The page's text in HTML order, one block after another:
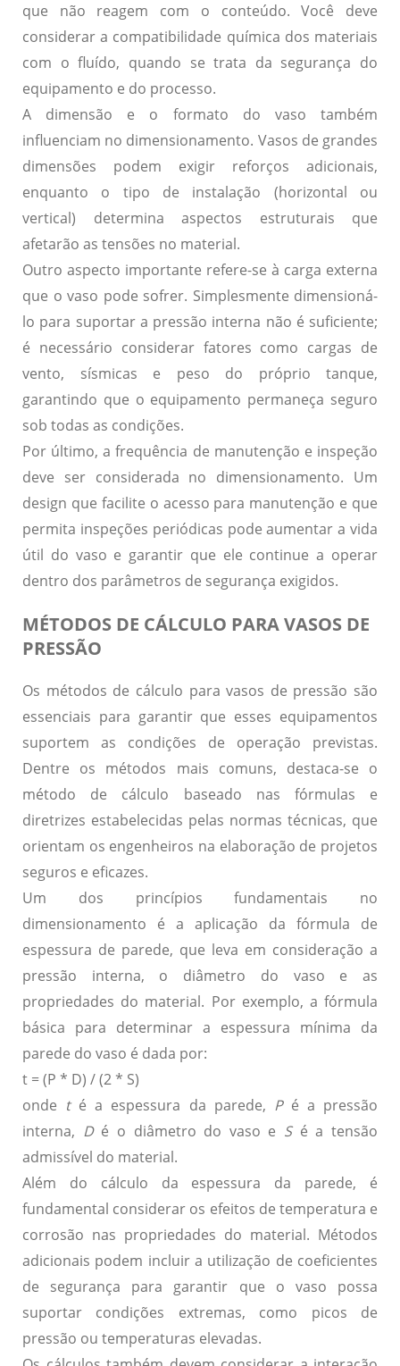
que não reagem com o conteúdo. Você deve
considerar a compatibilidade química dos materiais
com o fluído, quando se trata da segurança do
equipamento e do processo.
A dimensão e o formato do vaso também
influenciam no dimensionamento. Vasos de grandes
dimensões podem exigir reforços adicionais,
enquanto o tipo de instalação (horizontal ou
vertical) determina aspectos estruturais que
afetarão as tensões no material.
Outro aspecto importante refere-se à carga externa
que o vaso pode sofrer. Simplesmente dimensioná-
lo para suportar a pressão interna não é suficiente;
é necessário considerar fatores como cargas de
vento, sísmicas e peso do próprio tanque,
garantindo que o equipamento permaneça seguro
sob todas as condições.
Por último, afrequência de manutenção e inspeção
deve ser considerada no dimensionamento. Um
design que facilite o acesso para manutenção e que
permita inspeções periódicas pode aumentar a vida
útil do vaso e garantir que ele continue a operar
dentro dos parâmetros de segurança exigidos.
MÉTODOS DE CÁLCULO PARA VASOS DE
PRESSÃO
Os métodos de cálculo para vasos de pressão são
essenciais para garantir que esses equipamentos
suportem as condições de operação previstas.
Dentre os métodos mais comuns, destaca-se o
método de cálculo baseado nas fórmulas e
diretrizes estabelecidas pelas normas técnicas, que
orientam os engenheiros na elaboração de projetos
seguros e eficazes.
Um dos princípios fundamentais no
dimensionamento é a aplicação da fórmula de
espessura de parede, que leva em consideração a
pressão interna, o diâmetro do vaso e as
propriedades do material. Por exemplo, a fórmula
básica para determinar a espessura mínima da
parede do vaso é dada por:
t = (P * D) / (2 * S)
onde té a espessura da parede, Pé a pressão
interna, Dé o diâmetro do vaso e Sé a tensão
admissível do material.
Além do cálculo da espessura da parede, é
fundamental considerar os efeitos de temperatura e
corrosão nas propriedades do material. Métodos
adicionais podem incluir a utilização de coeficientes
de segurança para garantir que o vaso possa
suportar condições extremas, como picos de
pressão ou temperaturas elevadas.